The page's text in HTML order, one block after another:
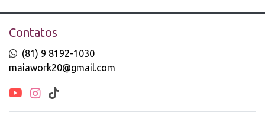
Contatos
(81) 9 8192-1030
maiawork20@gmail.com